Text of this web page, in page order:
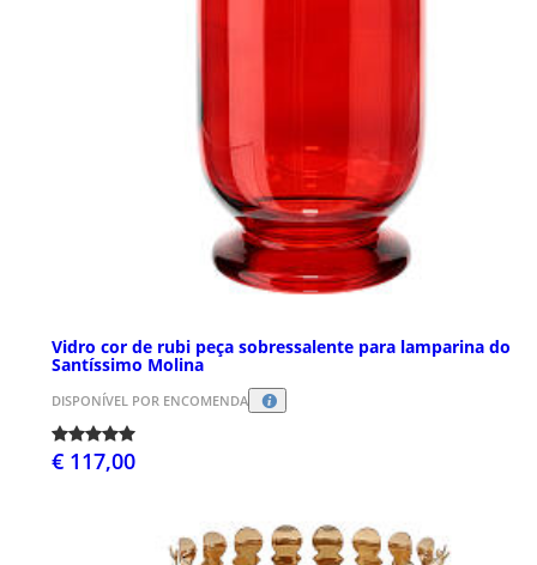
Vidro cor de rubi peça sobressalente para lamparina do
Santíssimo Molina
DISPONÍVEL POR ENCOMENDA
€ 117,00